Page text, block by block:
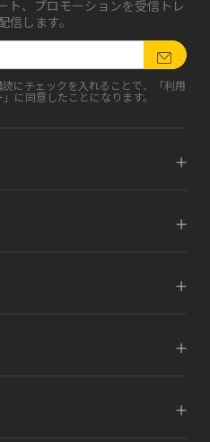
ト、プロモーションを受信トレ
信します。
にチェックを入れることで、「利用
」に同意したことになります。